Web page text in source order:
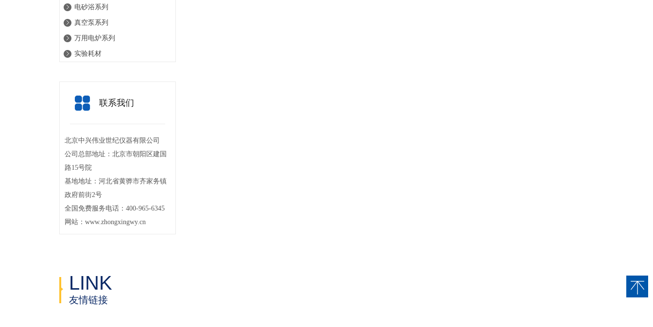
电砂浴系列
真空泵系列
万用电炉系列
实验耗材
联系我们
北京中兴伟业世纪仪器有限公司
公司总部地址：北京市朝阳区建国
路15号院
基地地址：河北省黄骅市齐家务镇
政府前街2号
全国免费服务电话：400-965-6345
网站：www.zhongxingwy.cn
LINK
友情链接